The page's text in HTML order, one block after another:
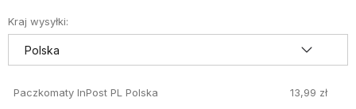
Kraj wysyłki:
Paczkomaty InPost PL Polska 13,99 zł